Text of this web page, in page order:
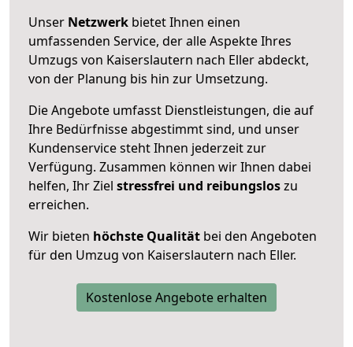
Unser Netzwerk bietet Ihnen einen
umfassenden Service, der alle Aspekte Ihres
Umzugs von Kaiserslautern nach Eller abdeckt,
von der Planung bis hin zur Umsetzung.
Die Angebote umfasst Dienstleistungen, die auf
Ihre Bedürfnisse abgestimmt sind, und unser
Kundenservice steht Ihnen jederzeit zur
Verfügung. Zusammen können wir Ihnen dabei
helfen, Ihr Ziel stressfrei und reibungsloszu
erreichen.
Wir bieten höchste Qualität bei den Angeboten
für den Umzug von Kaiserslautern nach Eller.
Kostenlose Angebote erhalten